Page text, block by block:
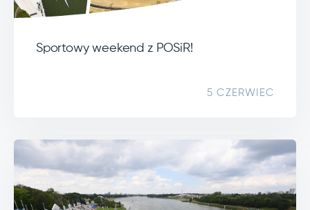
Sportowy weekend z POSiR!
5 CZERWIEC